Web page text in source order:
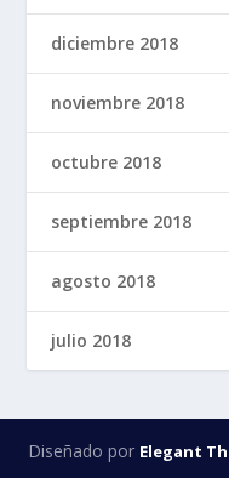
diciembre 2018
noviembre 2018
octubre 2018
septiembre 2018
agosto 2018
julio 2018
Diseñado por Elegant